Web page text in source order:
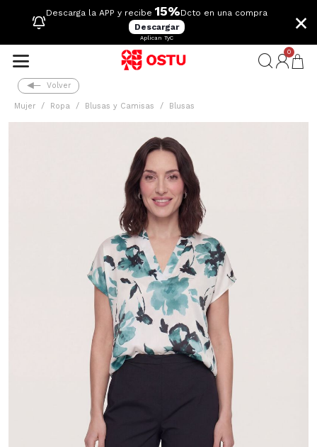
Descarga la APP y recibe 15%Dcto en una compra
Descargar
Aplican TyC
×
0
Volver
Mujer Ropa Blusas y Camisas Blusas